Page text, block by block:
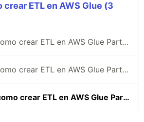
crear ETL en AWS Glue (3
Qué es y como crear ETL en AWS Glue Parte 1
Qué es y como crear ETL en AWS Glue Parte 2
Qué es y como crear ETL en AWS Glue Parte 3